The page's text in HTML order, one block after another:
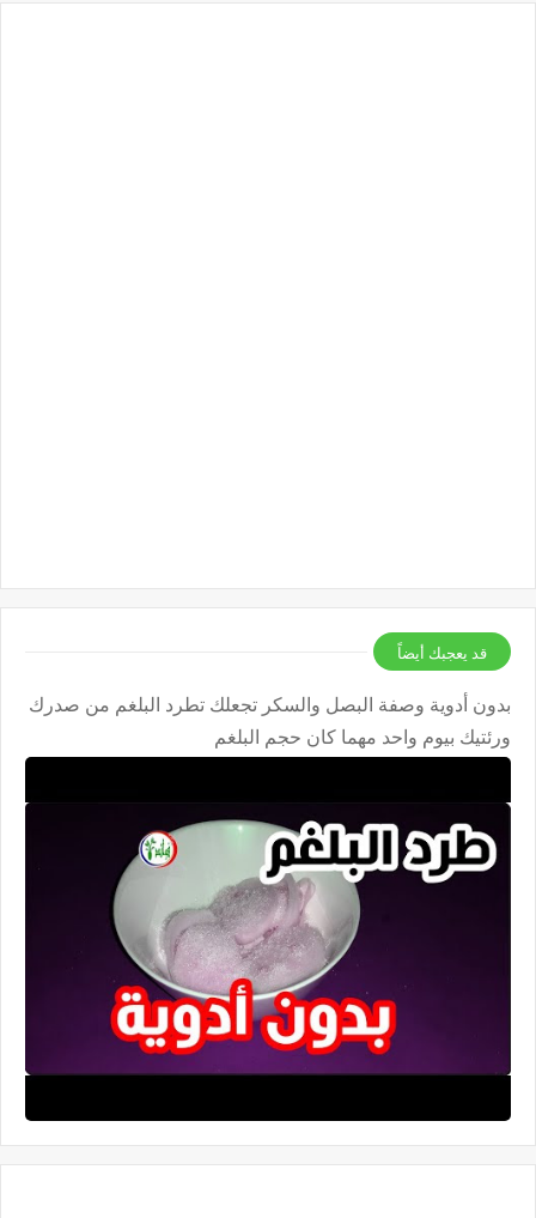
قد يعجبك أيضاً
بدون أدوية وصفة البصل والسكر تجعلك تطرد البلغم من صدرك
ورئتيك بيوم واحد مهما كان حجم البلغم